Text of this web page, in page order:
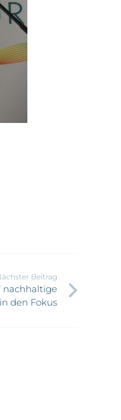
Beitrag
nachhaltige
den Fokus